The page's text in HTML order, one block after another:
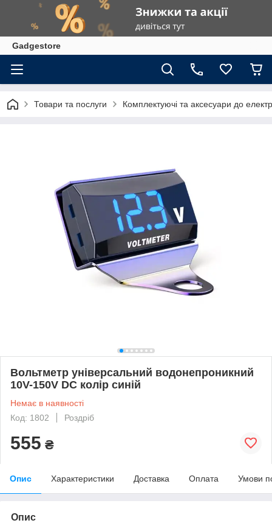
Gadgestore
Товари та послуги Комплектуючі та аксесуари до
Вольтметр універсальний водонепроникний
10V-150V DC колір синій
Немає в наявності
Код: 1802
Роздріб
555 ₴
Опис Характеристики Доставка Оплата Умови
Опис